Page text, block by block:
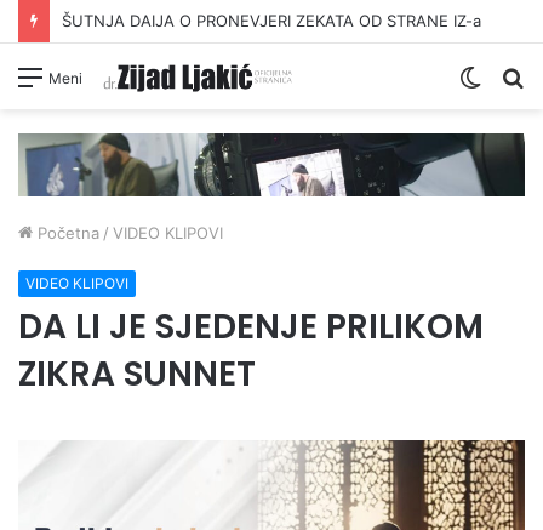
ŠUTNJA DAIJA O PRONEVJERI ZEKATA OD STRANE IZ-a
Meni
Switch
Početna / VIDEO KLIPOVI
VIDEO KLIPOVI
DA LI JE SJEDENJE PRILIKOM
ZIKRA SUNNET